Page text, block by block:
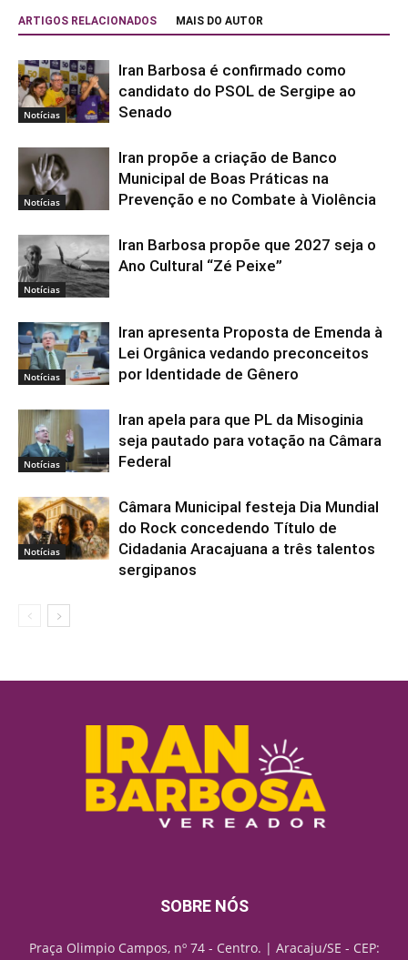
ARTIGOS RELACIONADOS MAIS DO AUTOR
Notícias
Iran Barbosa é confirmado como
candidato do PSOL de Sergipe ao
Senado
Notícias
Iran propõe a criação de Banco
Municipal de Boas Práticas na
Prevenção e no Combate à Violência
Notícias
Iran Barbosa propõe que 2027 seja o
Ano Cultural “Zé Peixe”
Notícias
Iran apresenta Proposta de Emenda à
Lei Orgânica vedando preconceitos
por Identidade de Gênero
Notícias
Iran apela para que PL da Misoginia
seja pautado para votação na Câmara
Federal
Notícias
Câmara Municipal festeja Dia Mundial
do Rock concedendo Título de
Cidadania Aracajuana a três talentos
sergipanos
SOBRE NÓS
Praça Olimpio Campos, nº 74 - Centro. | Aracaju/SE - CEP: